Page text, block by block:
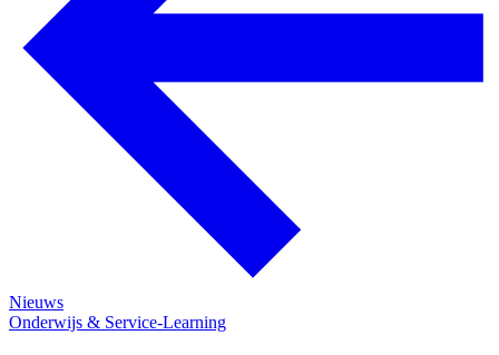
Nieuws
Onderwijs & Service-Learning